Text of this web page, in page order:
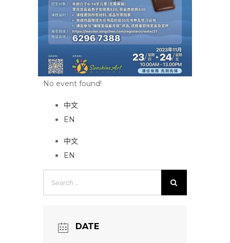
No event found!
中文
EN
中文
EN
DATE